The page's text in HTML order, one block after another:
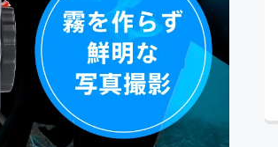
CAMPFIRE for Social Good CAMPFIRE Creation
CAMPFIREふるさと納税machi-ya コミュニティ